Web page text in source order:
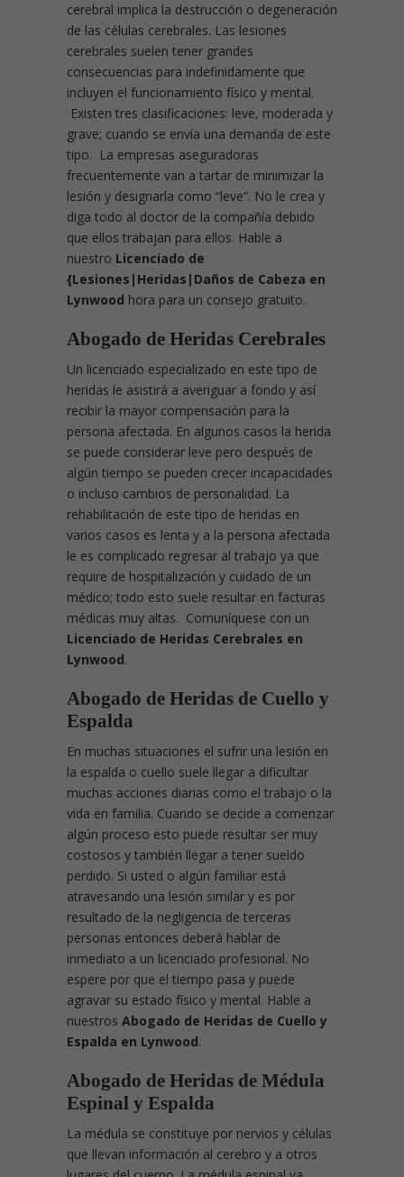
cerebral implica la destrucción o degeneración
de las células cerebrales. Las lesiones
cerebrales suelen tener grandes
consecuencias para indefinidamente que
incluyen el funcionamiento físico y mental.
Existen tres clasificaciones: leve, moderada y
grave; cuando se envía una demanda de este
tipo. La empresas aseguradoras
frecuentemente van a tartar de minimizar la
lesión y designarla como “leve”. No le crea y
diga todo al doctor de la compañía debido
que ellos trabajan para ellos. Hable a
nuestro Licenciado de
{Lesiones|Heridas|Daños de Cabeza en
Lynwood hora para un consejo gratuito.
Abogado de Heridas Cerebrales
Un licenciado especializado en este tipo de
heridas le asistirá a averiguar a fondo y así
recibir la mayor compensación para la
persona afectada. En algunos casos la herida
se puede considerar leve pero después de
algún tiempo se pueden crecer incapacidades
o incluso cambios de personalidad. La
rehabilitación de este tipo de heridas en
varios casos es lenta y a la persona afectada
le es complicado regresar al trabajo ya que
require de hospitalización y cuidado de un
médico; todo esto suele resultar en facturas
médicas muy altas. Comuníquese con un
Licenciado de Heridas Cerebrales en
Lynwood.
Abogado de Heridas de Cuello y
Espalda
En muchas situaciones el sufrir una lesión en
la espalda o cuello suele llegar a dificultar
muchas acciones diarias como el trabajo o la
vida en familia. Cuando se decide a comenzar
algún proceso esto puede resultar ser muy
costosos y también llegar a tener sueldo
perdido. Si usted o algún familiar está
atravesando una lesión similar y es por
resultado de la negligencia de terceras
personas entonces deberá hablar de
inmediato a un licenciado profesional. No
espere por que el tiempo pasa y puede
agravar su estado físico y mental. Hable a
nuestros Abogado de Heridas de Cuello y
Espalda en Lynwood.
Abogado de Heridas de Médula
Espinal y Espalda
La médula se constituye por nervios y células
que llevan información al cerebro y a otros